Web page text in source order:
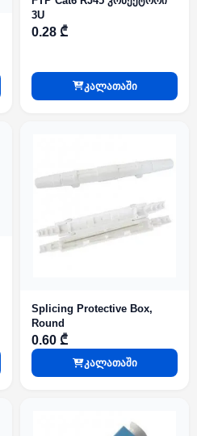
3U
0.28 ₾
კალათაში
Splicing Protective Box,
Round
0.60 ₾
კალათაში